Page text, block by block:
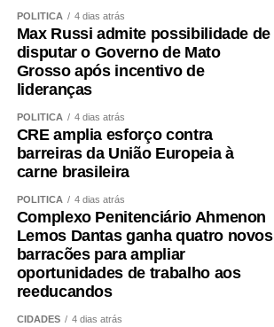
POLÍTICA 4 dias atrás
Max Russi admite possibilidade de
disputar o Governo de Mato
Grosso após incentivo de
lideranças
POLÍTICA 4 dias atrás
CRE amplia esforço contra
barreiras da União Europeia à
carne brasileira
POLÍTICA 4 dias atrás
Complexo Penitenciário Ahmenon
Lemos Dantas ganha quatro novos
barracões para ampliar
oportunidades de trabalho aos
reeducandos
CIDADES 4 dias atrás